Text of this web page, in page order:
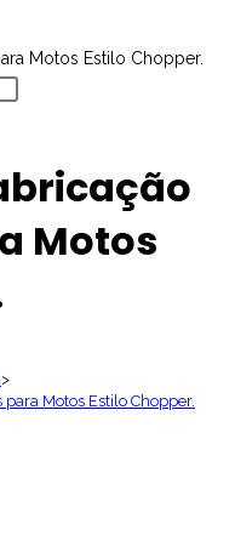
Motos Estilo Chopper.
Motos
>
Motos Estilo Chopper.